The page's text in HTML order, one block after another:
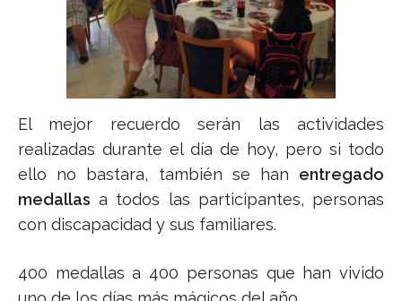
El mejor recuerdo serán las actividades
realizadas durante el día de hoy, pero si todo
ello no bastara, también se han entregado
medallas a todos las participantes, personas
con discapacidad y sus familiares.
400 medallas a 400 personas que han vivido